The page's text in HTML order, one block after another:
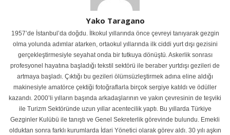
Yako Taragano
1957’de İstanbul’da doğdu. İlkokul yıllarında önce çevreyi tanıyarak gezgin
olma yolunda adımlar atarken, ortaokul yıllarında ilk ciddi yurt dışı gezisini
gerçekleştirmesiyle seyahat onda bir tutkuya dönüştü. Askerlik sonrası
profesyonel hayatına başladığı tekstil sektörü ile beraber yurtdışı gezileri de
artmaya başladı. Çıktığı bu gezileri ölümsüzleştirmek adına eline aldığı
makinesiyle amatörce çektiği fotoğraflarla birçok sergiye katıldı ve ödüller
kazandı. 2000’li yılların başında arkadaşlarının ve yakın çevresinin de teşviki
ile Turizm Sektöründe uzun yıllar acentecilik yaptı. Bu yıllarda Türkiye
Gezginler Kulübü ile tanıştı ve Genel Sekreterlik görevinde bulundu. Emekli
olduktan sonra farklı kurumlarda İdari Yönetici olarak görev aldı. 30 yılı aşkın